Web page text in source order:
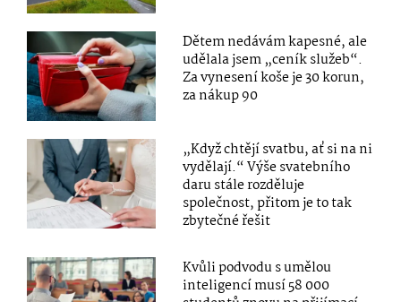
Dětem nedávám kapesné, ale
udělala jsem „ceník služeb“.
Za vynesení koše je 30 korun,
za nákup 90
„Když chtějí svatbu, ať si na ni
vydělají.“ Výše svatebního
daru stále rozděluje
společnost, přitom je to tak
zbytečné řešit
Kvůli podvodu s umělou
inteligencí musí 58 000